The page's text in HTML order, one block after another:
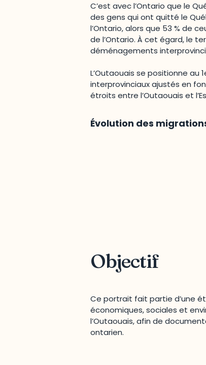
C’est avec l’Ontario que le
des gens qui ont quitté le
l’Ontario, alors que 53 % de
de l’Ontario. À cet égard, le
déménagements
L’Outaouais se positionne au
interprovinciaux ajustés en
étroits entre l’Outaouais et
Évolution des
Objectif
Ce portrait fait partie d’une
économiques, sociales et
l’Outaouais, afin de
ontarien.